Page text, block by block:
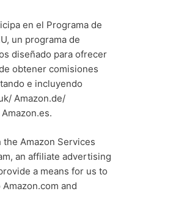
en el Programa de
un programa de
diseñado para ofrecer
obtener comisiones
e incluyendo
Amazon.de/
Amazon Services
an affiliate advertising
a means for us to
and